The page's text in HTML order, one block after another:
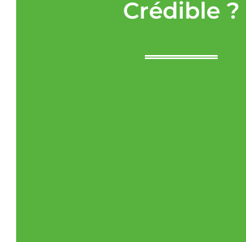
Crédible ?